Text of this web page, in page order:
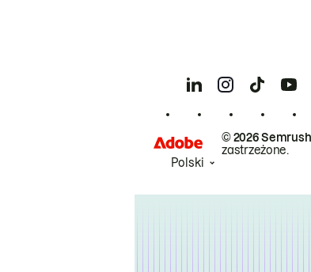
© 2026
zastrzeżone.
Polski